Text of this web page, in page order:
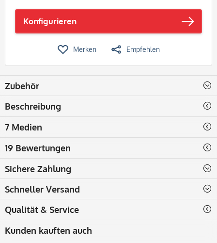
Konfigurieren
Merken Empfehlen
Zubehör
Beschreibung
7 Medien
19 Bewertungen
Sichere Zahlung
Schneller Versand
Qualität & Service
Kunden kauften auch